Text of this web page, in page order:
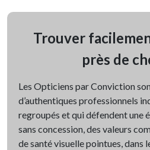
Trouver
près de
Les Opticiens par Conviction
d’authentiques professionnels
regroupés et qui défendent une
sans concession, des valeurs
de santé visuelle pointues, dans